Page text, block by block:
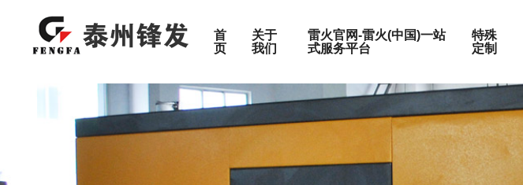
首
页
关于
我们
雷火官网-雷火(中国)一站
式服务平台
按发动机品
上柴系列
按功率范围
特殊
定制